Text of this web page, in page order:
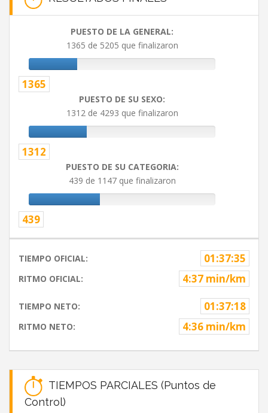
PUESTO DE LA GENERAL:
1365 de 5205 que finalizaron
1365
PUESTO DE SU SEXO:
1312 de 4293 que finalizaron
1312
PUESTO DE SU CATEGORIA:
439 de 1147 que finalizaron
439
TIEMPO OFICIAL: 01:37:35
RITMO OFICIAL: 4:37 min/km
TIEMPO NETO: 01:37:18
RITMO NETO: 4:36 min/km
TIEMPOS PARCIALES (Puntos de
Control)